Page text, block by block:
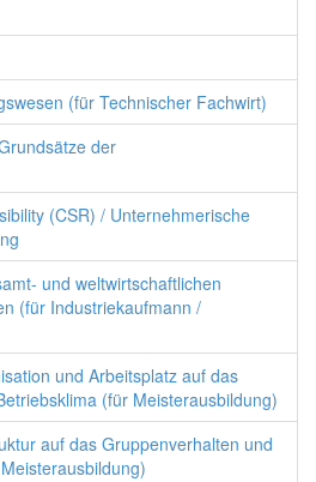
(für Technischer Fachwirt)
der
(CSR) / Unternehmerische
und weltwirtschaftlichen
(für Industriekaufmann /
und Arbeitsplatz auf das
(für Meisterausbildung)
auf das Gruppenverhalten und